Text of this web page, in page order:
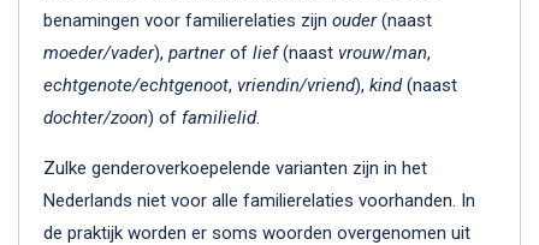
benamingen voor familierelaties zijn ouder(naast
moeder/vader), partnerof lief(naast vrouw/man,
echtgenote/echtgenoot, vriendin/vriend), kind(naast
dochter/zoon) of familielid.
Zulke genderoverkoepelende varianten zijn in het
Nederlands niet voor alle familierelaties voorhanden. In
de praktijk worden er soms woorden overgenomen uit